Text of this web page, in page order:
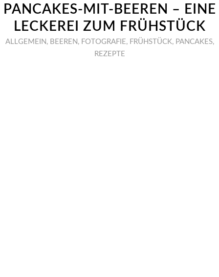
PANCAKES-MIT-BEEREN – EINE
LECKEREI ZUM FRÜHSTÜCK
ALLGEMEIN , BEEREN , FOTOGRAFIE, FRÜHSTÜCK, PANCAKES,
REZEPTE